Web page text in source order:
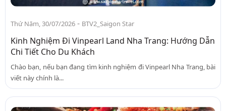
Thứ Năm, 30/07/2026 - BTV2_Saigon Star
Kinh Nghiệm Đi Vinpearl Land Nha Trang: Hướng Dẫn
Chi Tiết Cho Du Khách
Chào bạn, nếu bạn đang tìm kinh nghiệm đi Vinpearl Nha Trang, bài
viết này chính là...